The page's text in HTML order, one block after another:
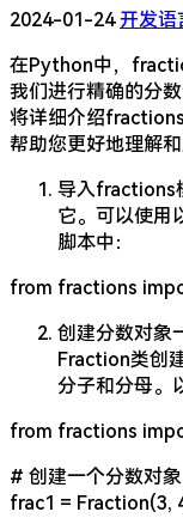
2024-01-24开发语
在Python中，
我们进行精确的分
将详细介绍
帮助您更好地理解和
导入fractions
它。可以使
脚本中：
from fractions
创建分数对象
Fraction类创
分子和分母。
from fractions
# 创建一个分数对
frac1 = Fraction(3,